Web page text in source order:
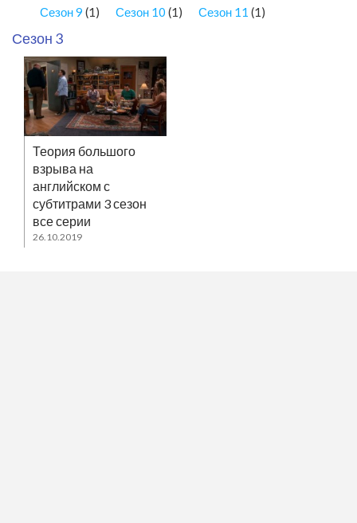
Сезон 9 (1) Сезон 10 (1) Сезон 11 (1)
Сезон 3
Теория большого
взрыва на
английском с
субтитрами 3 сезон
все серии
26.10.2019